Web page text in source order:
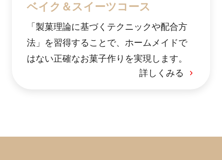
ベイク＆スイーツコース
「製菓理論に基づくテクニックや配合方
法」を習得することで、ホームメイドで
はない正確なお菓子作りを実現します。
詳しくみる